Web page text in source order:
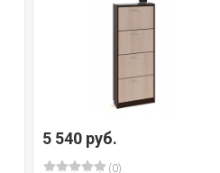
5 540 руб.
(0)